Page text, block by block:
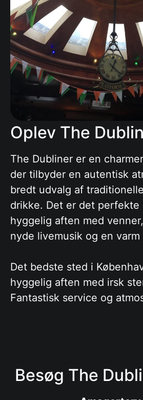
Oplev The
The Dubliner er en
der tilbyder en autentisk
bredt udvalg af
drikke. Det er det perfekte
hyggelig aften med
nyde livemusik og en varm
Det bedste sted i
hyggelig aften med irsk
Fantastisk service og
Besøg The